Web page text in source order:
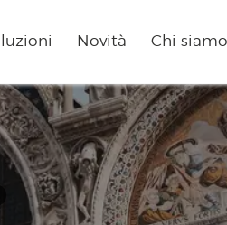
Novità Chi siamo